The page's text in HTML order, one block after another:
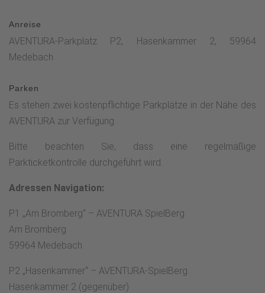
Anreise
AVENTURA-Parkplatz P2, Hasenkammer 2, 59964
Medebach
Parken
Es stehen zwei kostenpflichtige Parkplätze in der Nähe des
AVENTURA zur Verfügung.
Bitte beachten Sie, dass eine regelmäßige
Parkticketkontrolle durchgeführt wird.
Adressen Navigation:
P1 „Am Bromberg“ – AVENTURA SpielBerg
Am Bromberg
59964 Medebach
P2 „Hasenkammer“ – AVENTURA-SpielBerg
Hasenkammer 2 (gegenüber)